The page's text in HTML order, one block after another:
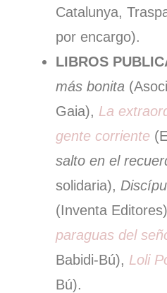
Catalunya,
por encargo).
LIBROS
más bonita
Gaia), La
gente corriente
salto en el
solidaria),
(Inventa
paraguas del
Babidi-Bú), Loli
Bú).